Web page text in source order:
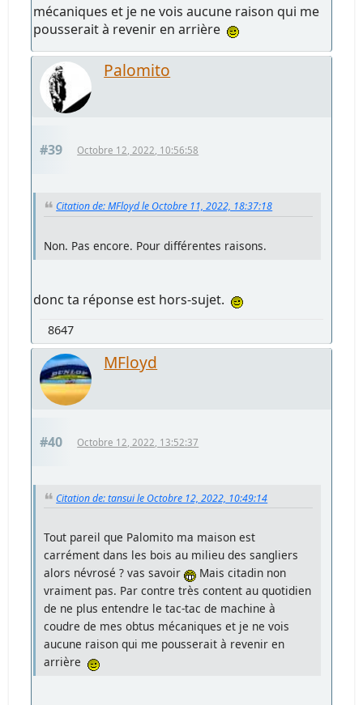
mécaniques et je ne vois aucune raison qui me
pousserait à revenir en arrière
Palomito
#39 Octobre 12, 2022, 10:56:58
Citation de: MFloyd le Octobre 11, 2022, 18:37:18
Non. Pas encore. Pour différentes raisons.
donc ta réponse est hors-sujet.
8647
MFloyd
#40 Octobre 12, 2022, 13:52:37
Citation de: tansui le Octobre 12, 2022, 10:49:14
Tout pareil que Palomito ma maison est
carrément dans les bois au milieu des sangliers
alors névrosé ? vas savoir
Mais citadin non
vraiment pas. Par contre très content au quotidien
de ne plus entendre le tac-tac de machine à
coudre de mes obtus mécaniques et je ne vois
aucune raison qui me pousserait à revenir en
arrière